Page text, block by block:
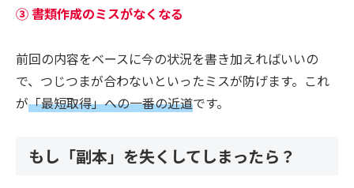
③ 書類作成のミスがなくなる
前回の内容をベースに今の状況を書き加えればいいの
で、つじつまが合わないといったミスが防げます。これ
が「最短取得」への一番の近道です。
もし「副本」を失くしてしまったら？